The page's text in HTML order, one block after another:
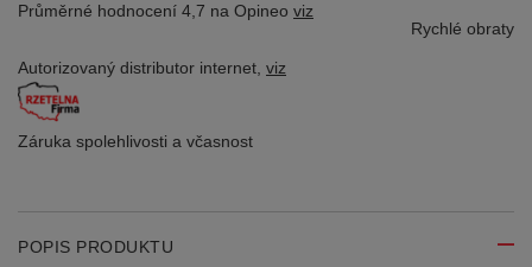
Průměrné hodnocení 4,7 na Opineo viz
Rychlé obraty
Autorizovaný distributor internet, viz
Záruka spolehlivosti a včasnost
POPIS PRODUKTU